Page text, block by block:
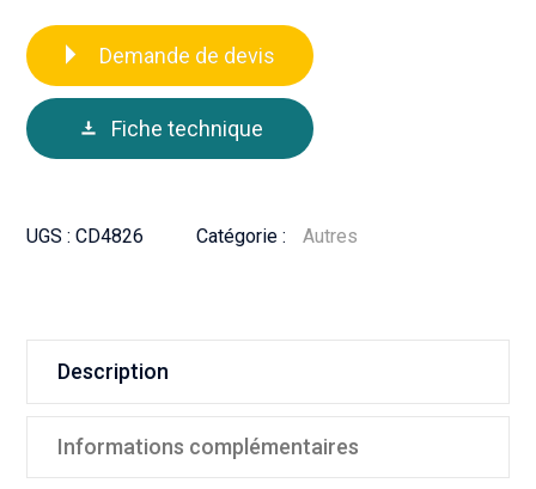
Demande de devis
Fiche technique
UGS :CD4826 Catégorie : Autres
Description
Informations complémentaires